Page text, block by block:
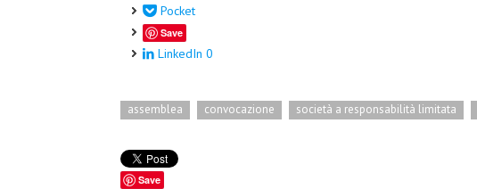
Pocket
Save
LinkedIn 0
assemblea convocazione società a responsabilità limitata
Save